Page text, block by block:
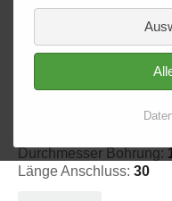
Ringfitting
Durchmesser Bohrung:
Länge Anschluss: 30